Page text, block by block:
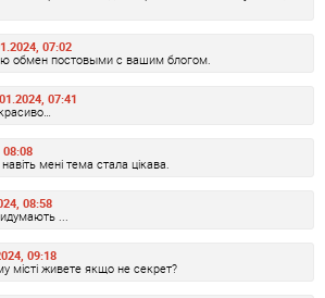
07:02
обмен постовыми с вашим блогом.
07:41
08:08
мені тема стала цікава.
08:58
...
09:18
місті живете якщо не секрет?